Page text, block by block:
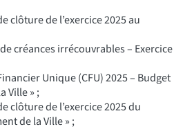
clôture de l’exercice 2025 au
créances irrécouvrables – Exercice
Unique (CFU) 2025 – Budget
Ville » ;
clôture de l’exercice 2025 du
de la Ville » ;